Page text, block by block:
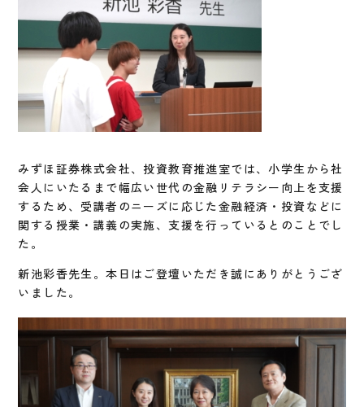
みずほ証券株式会社、投資教育推進室では、小学生から社
会人にいたるまで幅広い世代の金融リテラシー向上を支援
するため、受講者のニーズに応じた金融経済・投資などに
関する授業・講義の実施、支援を行っているとのことでし
た。
新池彩香先生。本日はご登壇いただき誠にありがとうござ
いました。